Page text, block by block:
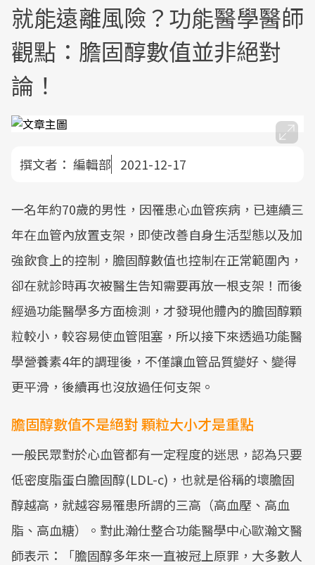
就能遠離風險？功能醫學醫師
觀點：膽固醇數值並非絕對
論！
撰文者： 編輯部 2021-12-17
一名年約70歲的男性，因罹患心血管疾病，已連續三
年在血管內放置支架，即使改善自身生活型態以及加
強飲食上的控制，膽固醇數值也控制在正常範圍內，
卻在就診時再次被醫生告知需要再放一根支架！而後
經過功能醫學多方面檢測，才發現他體內的膽固醇顆
粒較小，較容易使血管阻塞，所以接下來透過功能醫
學營養素4年的調理後，不僅讓血管品質變好、變得
更平滑，後續再也沒放過任何支架。
膽固醇數值不是絕對 顆粒大小才是重點
一般民眾對於心血管都有一定程度的迷思，認為只要
低密度脂蛋白膽固醇(LDL-c)，也就是俗稱的壞膽固
醇越高，就越容易罹患所謂的三高（高血壓、高血
脂、高血糖）。對此瀚仕整合功能醫學中心歐瀚文醫
師表示：「膽固醇多年來一直被冠上原罪，大多數人